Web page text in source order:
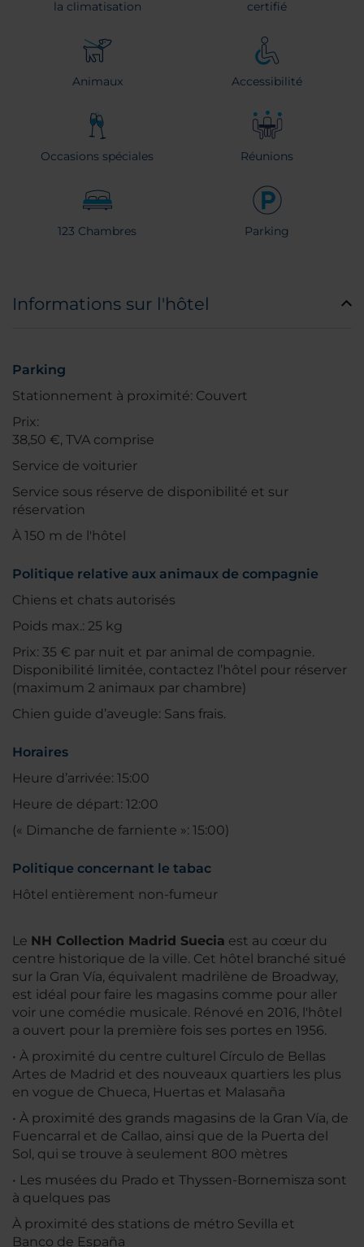
la climatisation
certifié
Animaux Accessibilité
Occasions spéciales Réunions
123 Chambres Parking
Informations sur l'hôtel
Parking
Stationnement à proximité: Couvert
Prix:
38,50 €, TVA comprise
Service de voiturier
Service sous réserve de disponibilité et sur
réservation
À 150 m de l'hôtel
Politique relative aux animaux de compagnie
Chiens et chats autorisés
Poids max.: 25 kg
Prix: 35 € par nuit et par animal de compagnie.
Disponibilité limitée, contactez l’hôtel pour réserver
(maximum 2 animaux par chambre)
Chien guide d’aveugle: Sans frais.
Horaires
Heure d’arrivée: 15:00
Heure de départ: 12:00
(« Dimanche de farniente »: 15:00)
Politique concernant le tabac
Hôtel entièrement non-fumeur
Le NH Collection Madrid Suecia est au cœur du
centre historique de la ville. Cet hôtel branché situé
sur la Gran Vía, équivalent madrilène de Broadway,
est idéal pour faire les magasins comme pour aller
voir une comédie musicale. Rénové en 2016, l'hôtel
a ouvert pour la première fois ses portes en 1956.
• À proximité du centre culturel Círculo de Bellas
Artes de Madrid et des nouveaux quartiers les plus
en vogue de Chueca, Huertas et Malasaña
• À proximité des grands magasins de la Gran Vía, de
Fuencarral et de Callao, ainsi que de la Puerta del
Sol, qui se trouve à seulement 800 mètres
• Les musées du Prado et Thyssen-Bornemisza sont
à quelques pas
À proximité des stations de métro Sevilla et
Banco de España